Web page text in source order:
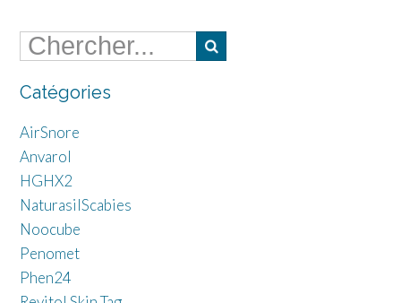
Catégories
AirSnore
Anvarol
HGHX2
NaturasilScabies
Noocube
Penomet
Phen24